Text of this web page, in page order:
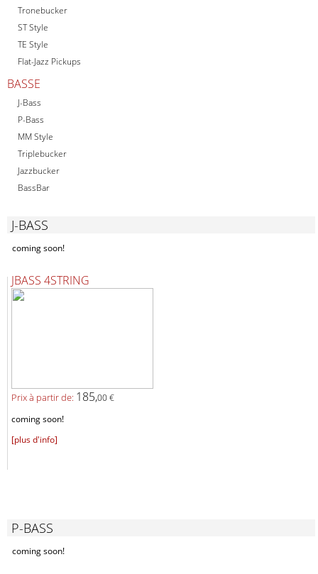
Tronebucker
ST Style
TE Style
Flat-Jazz Pickups
BASSE
J-Bass
P-Bass
MM Style
Triplebucker
Jazzbucker
BassBar
J-BASS
coming soon!
JBASS 4STRING
Prix ​​à partir de: 185,00 €
coming soon!
[plus d'info]
P-BASS
coming soon!